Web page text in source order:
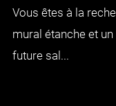
Vous êtes à la
mural étanche et
future sal...